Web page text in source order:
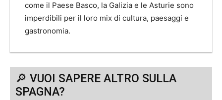
come il Paese Basco, la Galizia e le Asturie sono
imperdibili per il loro mix di cultura, paesaggi e
gastronomia.
🔎 VUOI SAPERE ALTRO SULLA
SPAGNA?